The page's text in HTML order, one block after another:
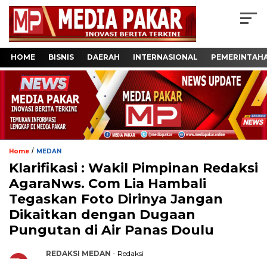
HOME BISNIS DAERAH INTERNASIONAL
Home / MEDAN
Klarifikasi : Wakil Pimpinan Redaksi
AgaraNws. Com Lia Hambali
Tegaskan Foto Dirinya Jangan
Dikaitkan dengan Dugaan
Pungutan di Air Panas Doulu
REDAKSI MEDAN - Redaksi